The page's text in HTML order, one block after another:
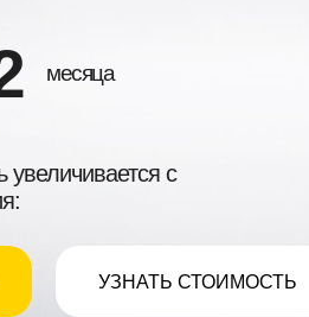
с
УЗНАТЬ СТОИМОСТЬ
месяца